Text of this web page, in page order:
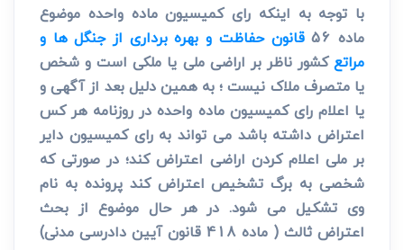
با توجه به اینکه رای کمیسیون ماده واحده موضوع
ماده 56
قانون حفاظت و بهره برداری از جنگل ها و
مراتعکشور ناظر بر اراضی ملی یا ملکی است و شخص
یا متصرف ملاک نیست ؛ به همین دلیل بعد از آگهی و
یا اعلام رای کمیسیون ماده واحده در روزنامه هر کس
اعتراض داشته باشد می تواند به رای کمیسیون دایر
بر ملی اعلام کردن اراضی اعتراض کند؛ در صورتی که
شخصی به برگ تشخیص اعتراض کند پرونده به نام
وی تشکیل می شود. در هر حال موضوع از بحث
اعتراض ثالث ( ماده 418 قانون آیین دادرسی مدنی)